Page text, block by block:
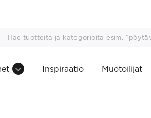
Inspiraatio Muotoilijat